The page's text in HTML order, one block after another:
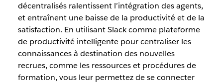
décentralisés ralentissent l’intégration des agents,
et entraînent une baisse de la productivité et de la
satisfaction. En utilisant Slack comme plateforme
de productivité intelligente pour centraliser les
connaissances à destination des nouvelles
recrues, comme les ressources et procédures de
formation, vous leur permettez de se connecter